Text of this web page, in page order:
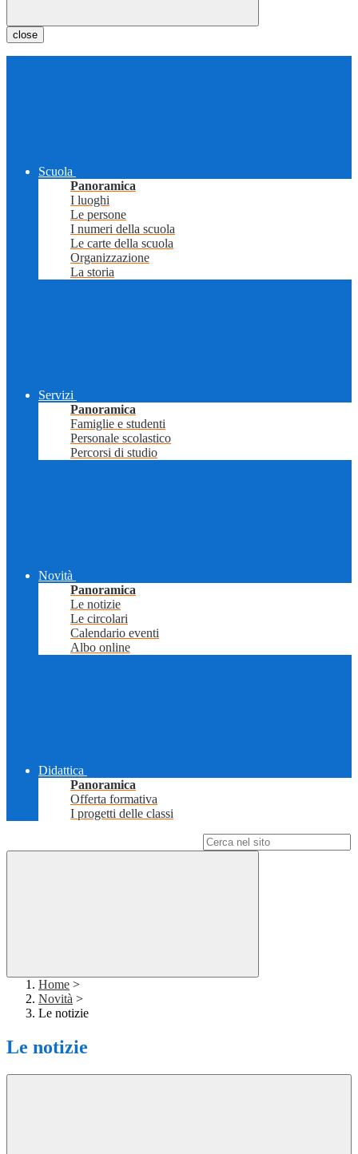
close
Scuola
Panoramica
I luoghi
Le persone
I numeri della scuola
Le carte della scuola
Organizzazione
La storia
Servizi
Panoramica
Famiglie e studenti
Personale scolastico
Percorsi di studio
Novità
Panoramica
Le notizie
Le circolari
Calendario eventi
Albo online
Didattica
Panoramica
Offerta formativa
I progetti delle classi
Home >
Novità >
Le notizie
Le notizie